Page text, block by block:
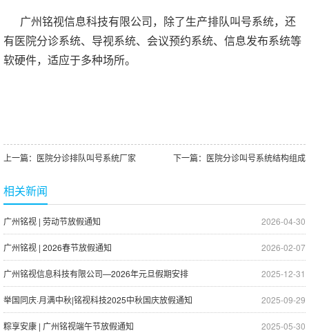
广州铭视信息科技有限公司，除了生产排队叫号系统，还
有医院分诊系统、导视系统、会议预约系统、信息发布系统等
软硬件，适应于多种场所。
上一篇： 医院分诊排队叫号系统厂家 下一篇： 医院分诊叫号系统结构组成
相关新闻
2026-04-30
广州铭视 | 劳动节放假通知
2026-02-07
广州铭视 | 2026春节放假通知
2025-12-31
广州铭视信息科技有限公司—2026年元旦假期安排
2025-09-29
举国同庆·月满中秋|铭视科技2025中秋国庆放假通知
2025-05-30
粽享安康 | 广州铭视端午节放假通知